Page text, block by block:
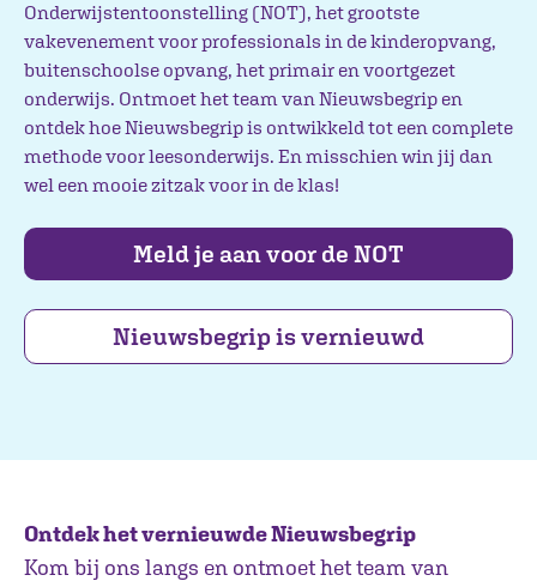
Onderwijstentoonstelling (NOT), het grootste
vakevenement voor professionals in de kinderopvang,
buitenschoolse opvang, het primair en voortgezet
onderwijs. Ontmoet het team van Nieuwsbegrip en
ontdek hoe Nieuwsbegrip is ontwikkeld tot een complete
methode voor leesonderwijs. En misschien win jij dan
wel een mooie zitzak voor in de klas!
Meld je aan voor de NOT
Nieuwsbegrip is vernieuwd
Ontdek het vernieuwde Nieuwsbegrip
Kom bij ons langs en ontmoet het team van